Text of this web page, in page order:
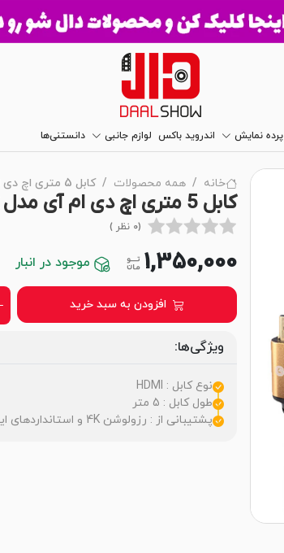
پرده نمایش اندروید باکس لوازم جانبی دانستنی‌ها
خانه همه محصولات کابل 5 متری اچ دی ام آی مدل 4k گلد استار طلایی GoldStar
کابل 5 متری اچ دی ام آی مدل 4k گلد استار طلایی GoldStar
(0 نظر )
1,350,000 موجود در انبار
افزودن به سبد خرید
ویژگی‌ها:
نوع کابل : HDMI
طول کابل : 5 متر
پشتیبانی از : رزولوشن 4K و استانداردهای ایمنی و سلامت محصول نظیر CE / RoHS / FCC